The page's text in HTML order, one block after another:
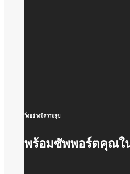
วิ่งอย่างมีความสุข
พร้อมซัพพอร์ตคุณใ